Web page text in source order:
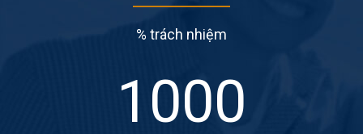
% trách nhiệm
1000